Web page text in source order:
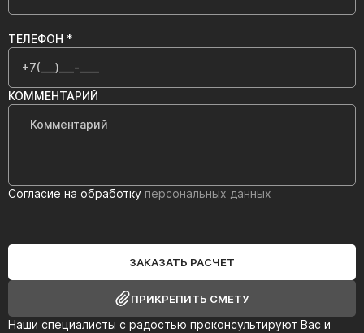
Наши специалисты с радостью проконсультируют Вас и
ТЕЛЕФОН *
КОММЕНТАРИЙ
Согласие на обработку персональных данных
ЗАКАЗАТЬ РАСЧЕТ
ПРИКРЕПИТЬ СМЕТУ